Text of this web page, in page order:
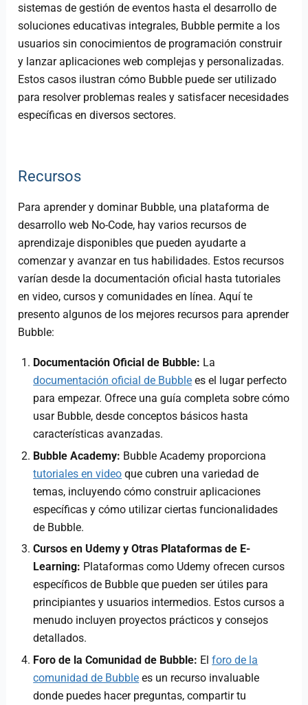
sistemas de gestión de eventos hasta el desarrollo de
soluciones educativas integrales, Bubble permite a los
usuarios sin conocimientos de programación construir
y lanzar aplicaciones web complejas y personalizadas.
Estos casos ilustran cómo Bubble puede ser utilizado
para resolver problemas reales y satisfacer necesidades
específicas en diversos sectores.
Recursos
Para aprender y dominar Bubble, una plataforma de
desarrollo web No-Code, hay varios recursos de
aprendizaje disponibles que pueden ayudarte a
comenzar y avanzar en tus habilidades. Estos recursos
varían desde la documentación oficial hasta tutoriales
en video, cursos y comunidades en línea. Aquí te
presento algunos de los mejores recursos para aprender
Bubble:
Documentación Oficial de Bubble: La
documentación oficial de Bubble es el lugar perfecto
para empezar. Ofrece una guía completa sobre cómo
usar Bubble, desde conceptos básicos hasta
características avanzadas.
Bubble Academy: Bubble Academy proporciona
tutoriales en video que cubren una variedad de
temas, incluyendo cómo construir aplicaciones
específicas y cómo utilizar ciertas funcionalidades
de Bubble.
Cursos en Udemy y Otras Plataformas de E-
Learning: Plataformas como Udemy ofrecen cursos
específicos de Bubble que pueden ser útiles para
principiantes y usuarios intermedios. Estos cursos a
menudo incluyen proyectos prácticos y consejos
detallados.
Foro de la Comunidad de Bubble: Elforo de la
comunidad de Bubble es un recurso invaluable
donde puedes hacer preguntas, compartir tu